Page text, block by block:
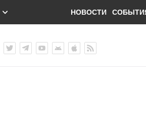
НОВОСТИ